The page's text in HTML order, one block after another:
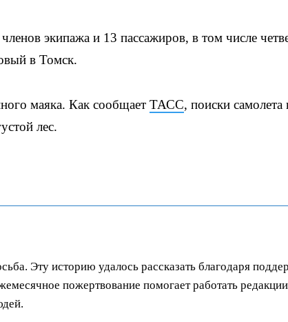
экипажа и 13 пассажиров, в том числе
в Томск.
маяка. Как сообщает ТАСС, поиски
лес.
Эту историю удалось рассказать благодаря
пожертвование помогает работать редакции